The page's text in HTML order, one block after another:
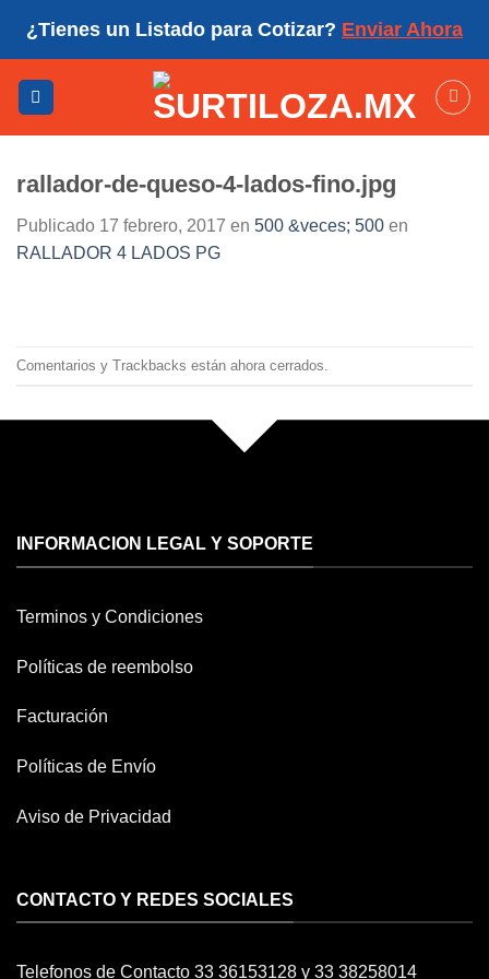
¿Tienes un Listado para Cotizar? Enviar Ahora
rallador-de-queso-4-lados-fino.jpg
Publicado 17 febrero, 2017 en 500 &veces; 500 en
RALLADOR 4 LADOS PG
Comentarios y Trackbacks están ahora cerrados.
INFORMACION LEGAL Y SOPORTE
Terminos y Condiciones
Políticas de reembolso
Facturación
Políticas de Envío
Aviso de Privacidad
CONTACTO Y REDES SOCIALES
Telefonos de Contacto 33 36153128 y 33 38258014